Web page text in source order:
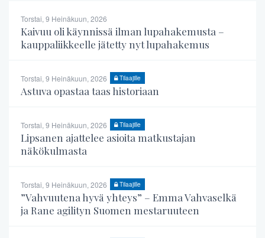
Torstai, 9 Heinäkuun, 2026
Kaivuu oli käynnissä ilman lupahakemusta –
kauppaliikkeelle jätetty nyt lupahakemus
Torstai, 9 Heinäkuun, 2026 Tilaajille
Astuva opastaa taas historiaan
Torstai, 9 Heinäkuun, 2026 Tilaajille
Lipsanen ajattelee asioita matkustajan
näkökulmasta
Torstai, 9 Heinäkuun, 2026 Tilaajille
”Vahvuutena hyvä yhteys” – Emma Vahvaselkä
ja Rane agilityn Suomen mestaruuteen